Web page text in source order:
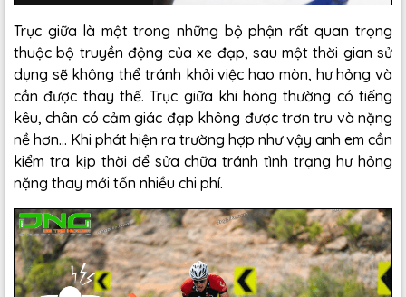
Trục giữa là một trong những bộ phận rất quan trọng
thuộc bộ truyền động của xe đạp, sau một thời gian sử
dụng sẽ không thể tránh khỏi việc hao mòn, hư hỏng và
cần được thay thế. Trục giữa khi hỏng thường có tiếng
kêu, chân có cảm giác đạp không được trơn tru và nặng
nề hơn... Khi phát hiện ra trường hợp như vậy anh em cần
kiểm tra kịp thời để sửa chữa tránh tình trạng hư hỏng
nặng thay mới tốn nhiều chi phí.